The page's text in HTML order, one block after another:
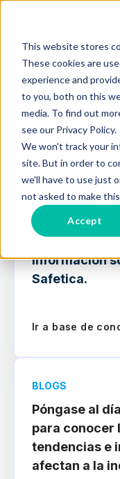
This website stores
These cookies are
experience and
to you, both on this
media. To find out
see our Privacy Policy.
We won't track your
site. But in order to
we'll have to use just
not asked to make
Accept
Recursos
BASE DE
Términos,
Comience
información
Safetica.
Ir a base de
BLOGS
Póngase al
para conocer
tendencias e
afectan a la